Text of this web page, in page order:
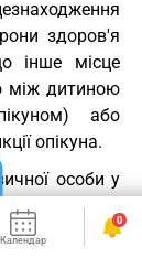
здоров'я
інше місце
між дитиною
або
опікуна.
особи у
Календар Сервіси
0